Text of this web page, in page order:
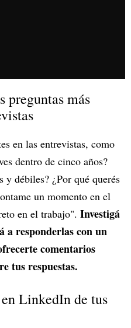
preguntas más
en las entrevistas, como
dentro de cinco años?
y débiles? ¿Por qué querés
un momento en el
en el trabajo". Investigá
a responderlas con un
comentarios
tus respuestas.
LinkedIn de tus